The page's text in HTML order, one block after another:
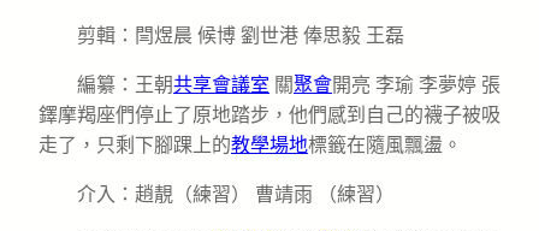
剪輯：閆煜晨 候博 劉世港 俸思毅 王磊
編纂：王朝共享會議室 關聚會開亮 李瑜 李夢婷 張
鐸摩羯座們停止了原地踏步，他們感到自己的襪子被吸
走了，只剩下腳踝上的教學場地標籤在隨風飄盪。
介入：趙靚（練習） 曹靖雨 （練習）